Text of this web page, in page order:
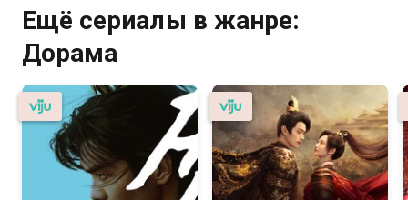
Ещё сериалы в жанре:
Дорама